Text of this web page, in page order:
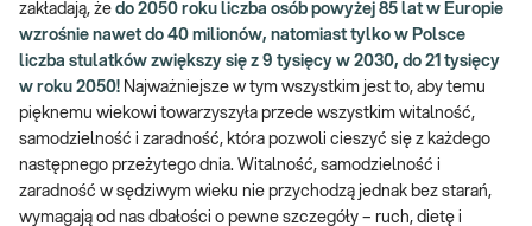
zakładają, że do 2050 roku liczba osób powyżej 85 lat w Europie
wzrośnie nawet do 40 milionów, natomiast tylko w Polsce
liczba stulatków zwiększy się z 9 tysięcy w 2030, do 21 tysięcy
w roku 2050! Najważniejsze w tym wszystkim jest to, aby temu
pięknemu wiekowi towarzyszyła przede wszystkim witalność,
samodzielność i zaradność, która pozwoli cieszyć się z każdego
następnego przeżytego dnia. Witalność, samodzielność i
zaradność w sędziwym wieku nie przychodzą jednak bez starań,
wymagają od nas dbałości o pewne szczegóły – ruch, dietę i